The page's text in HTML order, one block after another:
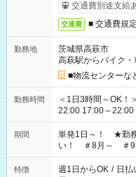
交通費別途支給
交通費 ■ 交通費規
勤務地
茨城県高萩市
高萩駅からバイク・
■物流センター
勤務時間
＜1日3時間～OK！＞ ▼ 例えば… ▼ 15:00～18:00 15:00～
22:00 17:00～22:00 など こちら以外の時間もお気
ださい！
期間
単発1日～！ ★勤務
い！ ＃8月～ ＃9
特徴 週1日からOK / 日払